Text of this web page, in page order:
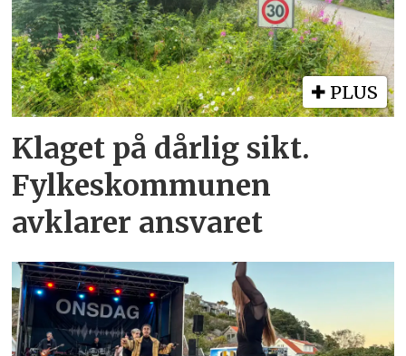
PLUS
Klaget på dårlig sikt.
Fylkeskommunen
avklarer ansvaret